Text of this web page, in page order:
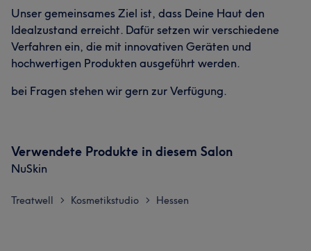
Unser gemeinsames Ziel ist, dass Deine Haut den
Idealzustand erreicht. Dafür setzen wir verschiedene
Verfahren ein, die mit innovativen Geräten und
hochwertigen Produkten ausgeführt werden.
bei Fragen stehen wir gern zur Verfügung.
Verwendete Produkte in diesem Salon
NuSkin
Treatwell > Kosmetikstudio > Hessen